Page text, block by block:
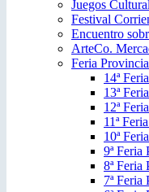
Juegos
Festival
Encuentro
ArteCo.
Feria
14ª
13ª
12ª
11ª
10ª
9ª
8ª
7ª